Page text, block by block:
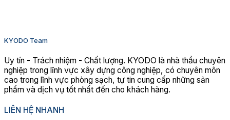
KYODO Team
Uy tín - Trách nhiệm - Chất lượng. KYODO là nhà thầu chuyên
nghiệp trong lĩnh vực xây dựng công nghiệp, có chuyên môn
cao trong lĩnh vực phòng sạch, tự tin cung cấp những sản
phẩm và dịch vụ tốt nhất đến cho khách hàng.
LIÊN HỆ NHANH